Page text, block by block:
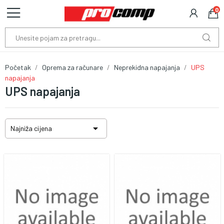
0
UPS napajanja
Početak Oprema za računare Neprekidna napajanja
UPS
napajanja
Najniža cijena 